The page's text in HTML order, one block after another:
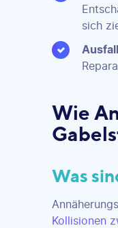
sich
Wie
Was
Kollisionen